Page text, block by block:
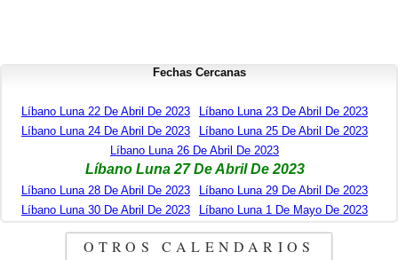
Fechas Cercanas
Líbano Luna 22 De Abril De 2023
Líbano Luna 23 De Abril De 2023
Líbano Luna 24 De Abril De 2023
Líbano Luna 25 De Abril De 2023
Líbano Luna 26 De Abril De 2023
Líbano Luna 27 De Abril De 2023
Líbano Luna 28 De Abril De 2023
Líbano Luna 29 De Abril De 2023
Líbano Luna 30 De Abril De 2023
Líbano Luna 1 De Mayo De 2023
OTROS CALENDARIOS